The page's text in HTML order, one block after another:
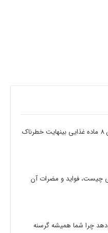
مصرف بیش از حد این 8 ماده غذایی بینهایت خطرناک
چیست، فواید و مضرات آن
چرا شما همیشه گرسنه